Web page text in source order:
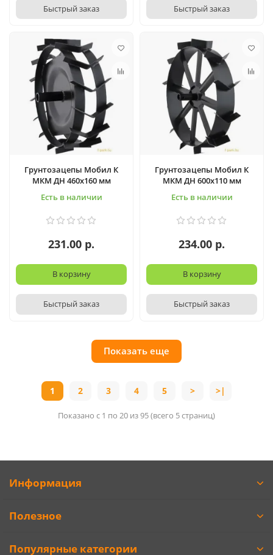
Быстрый заказ Быстрый заказ
Грунтозацепы Мобил К
МКМ ДН 460х160 мм
Есть в наличии
231.00 р.
В корзину
Быстрый заказ
Грунтозацепы Мобил К
МКМ ДН 600х110 мм
Есть в наличии
234.00 р.
В корзину
Быстрый заказ
Показать еще
1 2 3 4 5 > >|
Показано с 1 по 20 из 95 (всего 5 страниц)
Информация
Полезное
Популярные категории